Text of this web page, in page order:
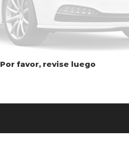
Por favor, revise luego